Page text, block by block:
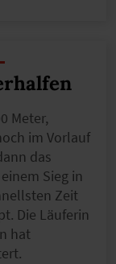
Meter,
im Vorlauf
das
Sieg in
Zeit
Die Läuferin
hat